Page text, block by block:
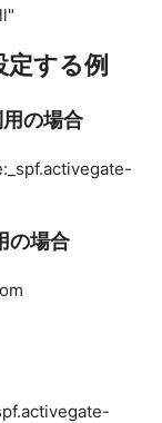
定する例
の場合
場合